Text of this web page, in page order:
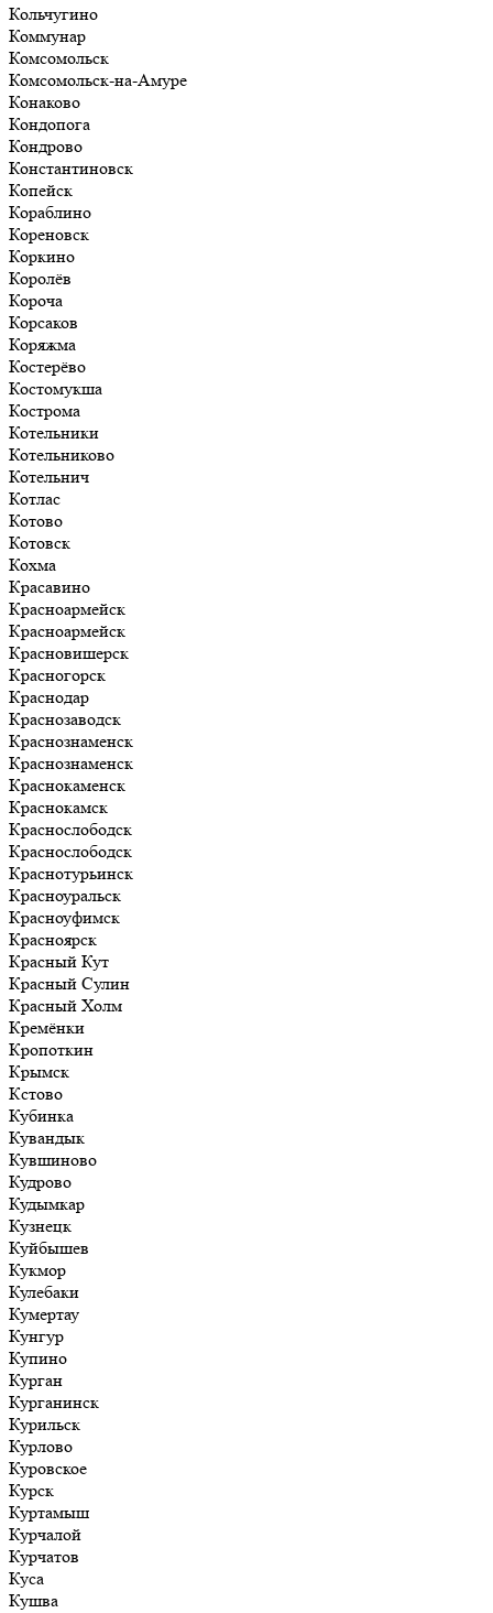
Кольчугино
Коммунар
Комсомольск
Комсомольск-на-Амуре
Конаково
Кондопога
Кондрово
Константиновск
Копейск
Кораблино
Кореновск
Коркино
Королёв
Короча
Корсаков
Коряжма
Костерёво
Костомукша
Кострома
Котельники
Котельниково
Котельнич
Котлас
Котово
Котовск
Кохма
Красавино
Красноармейск
Красноармейск
Красновишерск
Красногорск
Краснодар
Краснозаводск
Краснознаменск
Краснознаменск
Краснокаменск
Краснокамск
Краснослободск
Краснослободск
Краснотурьинск
Красноуральск
Красноуфимск
Красноярск
Красный Кут
Красный Сулин
Красный Холм
Кремёнки
Кропоткин
Крымск
Кстово
Кубинка
Кувандык
Кувшиново
Кудрово
Кудымкар
Кузнецк
Куйбышев
Кукмор
Кулебаки
Кумертау
Кунгур
Купино
Курган
Курганинск
Курильск
Курлово
Куровское
Курск
Куртамыш
Курчалой
Курчатов
Куса
Кушва